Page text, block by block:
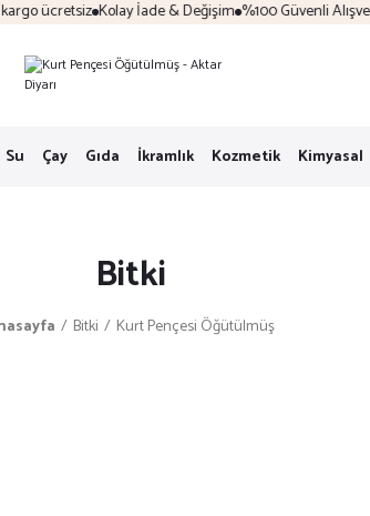
ücretsiz Kolay İade & Değişim %100 Güvenli Alışveriş
Su Çay Gıda İkramlık Kozmetik Kimyasal
Bitki
Bitki Kurt Pençesi Öğütülmüş